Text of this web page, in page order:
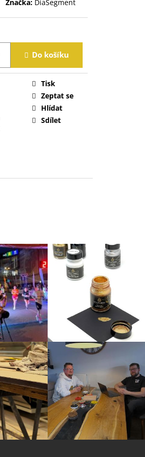
Značka: DiaSegment
Do košíku
Tisk
Zeptat se
Hlídat
Sdílet